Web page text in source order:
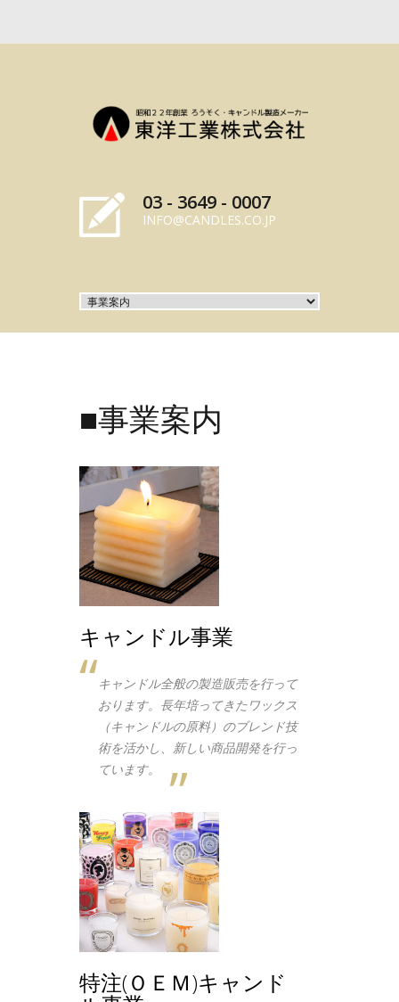
03 - 3649 - 0007
INFO@CANDLES.CO.JP
■事業案内
キャンドル事業
キャンドル全般の製造販売を行って
おります。長年培ってきたワックス
（キャンドルの原料）のブレンド技
術を活かし、新しい商品開発を行っ
ています。
特注(ＯＥＭ)キャンド